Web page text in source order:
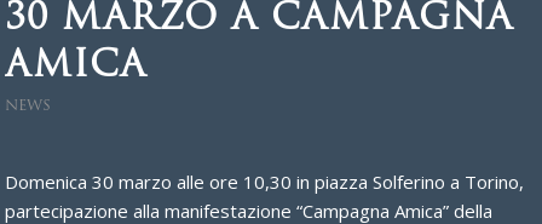
30 MARZO A CAMPAGNA
AMICA
NEWS
Domenica 30 marzo alle ore 10,30 in piazza Solferino a Torino,
partecipazione alla manifestazione “Campagna Amica” della